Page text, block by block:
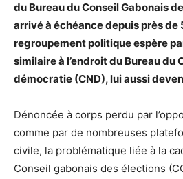
du Bureau du Conseil Gabonais
arrivé à échéance depuis près de
regroupement politique espère
similaire à l’endroit du Bureau du
démocratie (CND), lui aussi
Dénoncée à corps perdu par
comme par de nombreuses
civile, la problématique liée à la
Conseil gabonais des élections